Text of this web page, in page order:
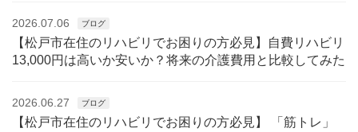
2026.07.06 ブログ
【松戸市在住のリハビリでお困りの方必見】自費リハビリ
13,000円は高いか安いか？将来の介護費用と比較してみた
2026.06.27 ブログ
【松戸市在住のリハビリでお困りの方必見】 「筋トレ」